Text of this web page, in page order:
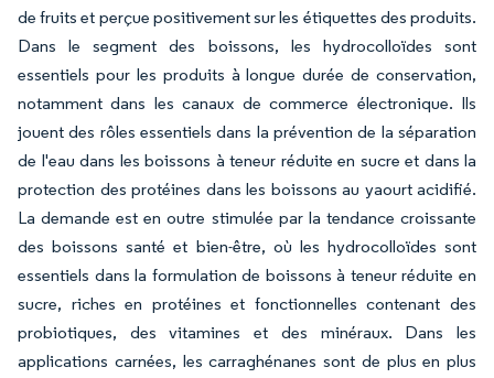
de fruits et perçue positivement sur les étiquettes des produits.
Dans le segment des boissons, les hydrocolloïdes sont
essentiels pour les produits à longue durée de conservation,
notamment dans les canaux de commerce électronique. Ils
jouent des rôles essentiels dans la prévention de la séparation
de l'eau dans les boissons à teneur réduite en sucre et dans la
protection des protéines dans les boissons au yaourt acidifié.
La demande est en outre stimulée par la tendance croissante
des boissons santé et bien-être, où les hydrocolloïdes sont
essentiels dans la formulation de boissons à teneur réduite en
sucre, riches en protéines et fonctionnelles contenant des
probiotiques, des vitamines et des minéraux. Dans les
applications carnées, les carraghénanes sont de plus en plus